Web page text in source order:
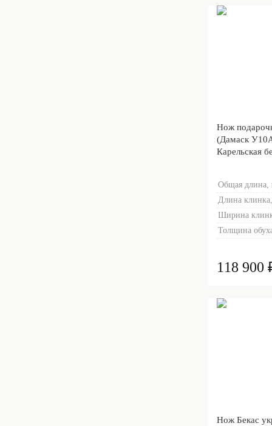
Нож
(Дамаск
Карельская
Общая длина,
Длина
Ширина
Толщина
118 900
Нож Бекас